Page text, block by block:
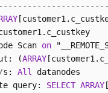
Scan
on
(
ARRAY
/s: All
datanodes
query:
SELECT ARRAY